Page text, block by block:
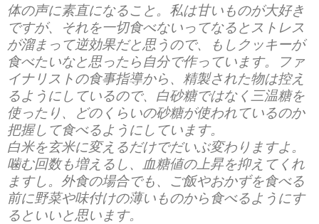
体の声に素直になること。私は甘いものが大好き
ですが、それを一切食べないってなるとストレス
が溜まって逆効果だと思うので、もしクッキーが
食べたいなと思ったら自分で作っています。ファ
イナリストの食事指導から、精製された物は控え
るようにしているので、白砂糖ではなく三温糖を
使ったり、どのくらいの砂糖が使われているのか
把握して食べるようにしています。
白米を玄米に変えるだけでだいぶ変わりますよ。
噛む回数も増えるし、血糖値の上昇を抑えてくれ
ますし。外食の場合でも、ご飯やおかずを食べる
前に野菜や味付けの薄いものから食べるようにす
るといいと思います。